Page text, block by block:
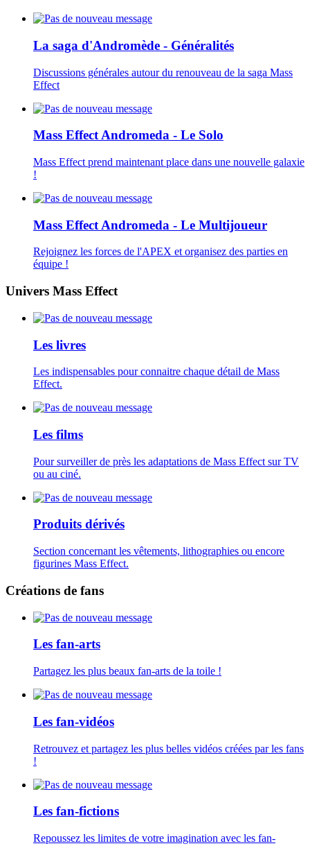
La saga d'Andromède - Généralités
Discussions générales autour du renouveau de la saga Mass
Effect
Mass Effect Andromeda - Le Solo
Mass Effect prend maintenant place dans une nouvelle galaxie
!
Mass Effect Andromeda - Le Multijoueur
Rejoignez les forces de l'APEX et organisez des parties en
équipe !
Univers Mass Effect
Les livres
Les indispensables pour connaitre chaque détail de Mass
Effect.
Les films
Pour surveiller de près les adaptations de Mass Effect sur TV
ou au ciné.
Produits dérivés
Section concernant les vêtements, lithographies ou encore
figurines Mass Effect.
Créations de fans
Les fan-arts
Partagez les plus beaux fan-arts de la toile !
Les fan-vidéos
Retrouvez et partagez les plus belles vidéos créées par les fans
!
Les fan-fictions
Repoussez les limites de votre imagination avec les fan-